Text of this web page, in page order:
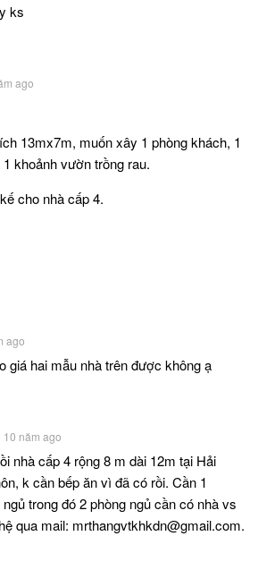
ks
ago
13mx7m, muốn xây 1 phòng khách, 1
khoảnh vườn trồng rau.
cho nhà cấp 4.
ago
giá hai mẫu nhà trên được không ạ
10 năm ago
nhà cấp 4 rộng 8 m dài 12m tại Hải
k cần bếp ăn vì đã có rồi. Cần 1
trong đó 2 phòng ngủ cần có nhà vs
qua mail: mrthangvtkhkdn@gmail.com.